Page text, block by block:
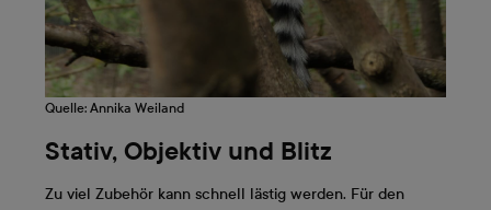
Quelle: Annika Weiland
Stativ, Objektiv und Blitz
Zu viel Zubehör kann schnell lästig werden. Für den